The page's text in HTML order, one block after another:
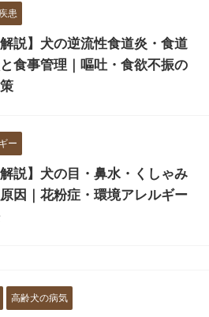
患
解説】犬の逆流性食道炎・食道
食事管理｜嘔吐・食欲不振の
ー
解説】犬の目・鼻水・くしゃみ
因｜花粉症・環境アレルギー
高齢犬の病気